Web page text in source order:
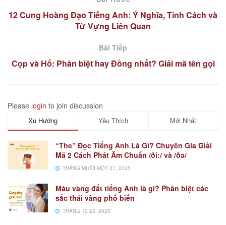
12 Cung Hoàng Đạo Tiếng Anh: Ý Nghĩa, Tính Cách và
Từ Vựng Liên Quan
Bài Tiếp
Cọp và Hổ: Phân biệt hay Đồng nhất? Giải mã tên gọi
Please login to join discussion
Xu Hướng Yêu Thích Mới Nhất
“The” Đọc Tiếng Anh Là Gì? Chuyên Gia Giải
Mã 2 Cách Phát Âm Chuẩn /ðiː/ và /ðə/
THÁNG MƯỜI MỘT 27, 2025
Màu vàng đất tiếng Anh là gì? Phân biệt các
sắc thái vàng phổ biến
THÁNG 12 23, 2025